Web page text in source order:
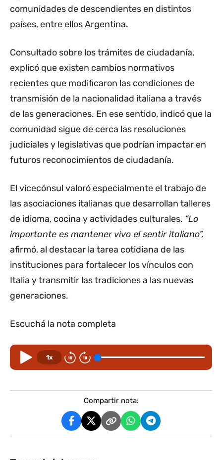
comunidades de descendientes en distintos
países, entre ellos Argentina.
Consultado sobre los trámites de ciudadanía,
explicó que existen cambios normativos
recientes que modificaron las condiciones de
transmisión de la nacionalidad italiana a través
de las generaciones. En ese sentido, indicó que la
comunidad sigue de cerca las resoluciones
judiciales y legislativas que podrían impactar en
futuros reconocimientos de ciudadanía.
El vicecónsul valoró especialmente el trabajo de
las asociaciones italianas que desarrollan talleres
de idioma, cocina y actividades culturales. “Lo
importante es mantener vivo el sentir italiano”,
afirmó, al destacar la tarea cotidiana de las
instituciones para fortalecer los vínculos con
Italia y transmitir las tradiciones a las nuevas
generaciones.
Escuchá la nota completa
1x
Compartir nota: